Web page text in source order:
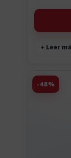
+ Leer
-48%